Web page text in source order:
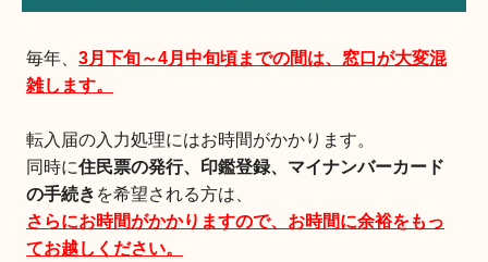
毎年、3月下旬～4月中旬頃までの間は、 窓口が大変混
雑します。
転入届の入力処理にはお時間がかかります。
同時に住民票の発行、印鑑登録、マイナンバーカード
の手続き を希望される方は、
さらにお時間がかかりますので、お時間に余裕をもっ
てお越しください。